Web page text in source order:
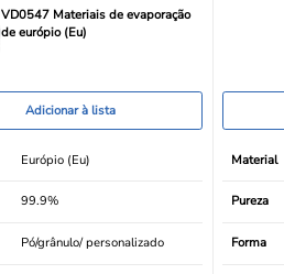
VD0547 Materiais de evaporação
de európio (Eu)
Adicionar à lista
Európio (Eu)
99.9%
Pó/grânulo/ personalizado
Material
Pureza
Forma